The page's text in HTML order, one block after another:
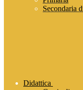
Secondaria
Didattica